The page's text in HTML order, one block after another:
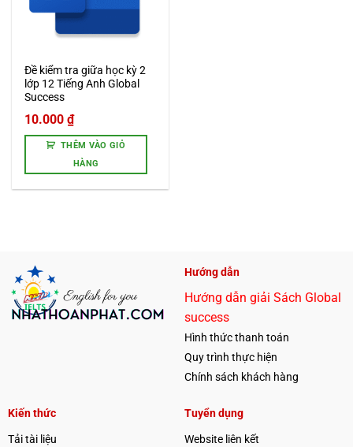
Đề kiểm tra giữa học kỳ 2
lớp 12 Tiếng Anh Global
Success
10.000₫
THÊM VÀO GIỎ
HÀNG
Hướng dẫn
Hướng dẫn giải Sách Global
success
Hình thức thanh toán
Quy trình thực hiện
Chính sách khách hàng
Kiến thức
Tải tài liệu
Tuyển dụng
Website liên kết